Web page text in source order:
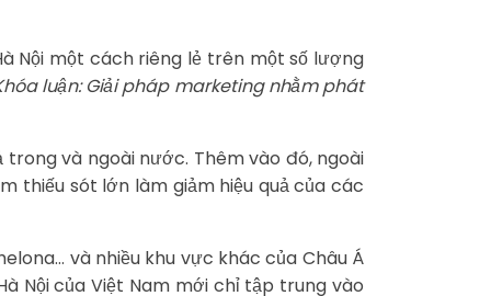
Nội một cách riêng lẻ trên một số lượng
luận: Giải pháp marketing nhằm phát
và ngoài nước. Thêm vào đó, ngoài
thiếu sót lớn làm giảm hiệu quả của các
và nhiều khu vực khác của Châu Á
Nội của Việt Nam mới chỉ tập trung vào